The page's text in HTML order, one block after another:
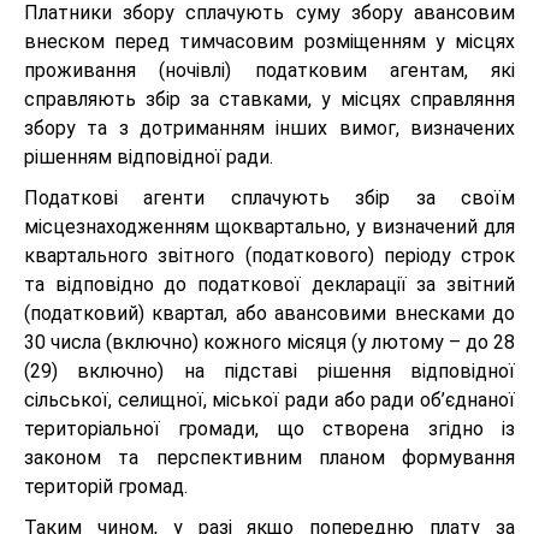
Платники збору сплачують суму збору авансовим
внеском перед тимчасовим розміщенням у місцях
проживання (ночівлі) податковим агентам, які
справляють збір за ставками, у місцях справляння
збору та з дотриманням інших вимог, визначених
рішенням відповідної ради.
Податкові агенти сплачують збір за своїм
місцезнаходженням щоквартально, у визначений для
квартального звітного (податкового) періоду строк
та відповідно до податкової декларації за звітний
(податковий) квартал, або авансовими внесками до
30 числа (включно) кожного місяця (у лютому – до 28
(29) включно) на підставі рішення відповідної
сільської, селищної, міської ради або ради об’єднаної
територіальної громади, що створена згідно із
законом та перспективним планом формування
територій громад.
Таким чином, у разі якщо попередню плату за